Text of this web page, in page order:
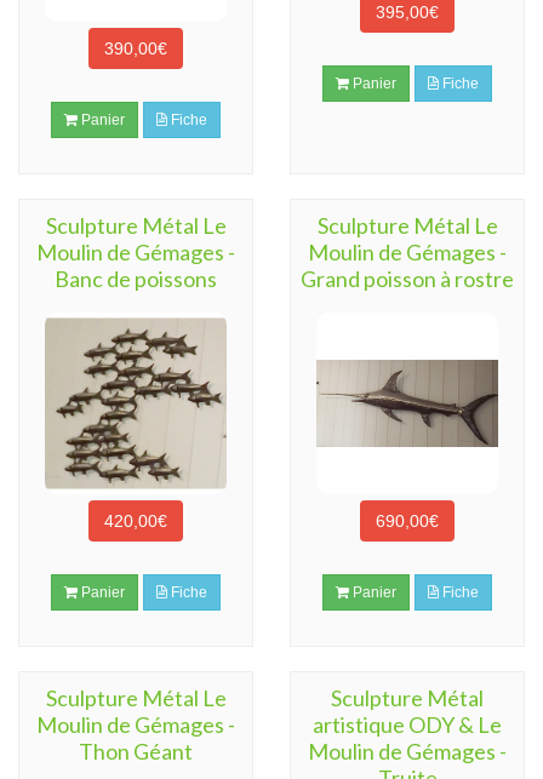
390,00€
Panier Fiche
395,00€
Panier Fiche
Sculpture Métal Le
Moulin de Gémages -
Banc de poissons
420,00€
Panier Fiche
Sculpture Métal Le
Moulin de Gémages -
Grand poisson à rostre
690,00€
Panier Fiche
Sculpture Métal Le
Moulin de Gémages -
Thon Géant
Sculpture Métal
artistique ODY & Le
Moulin de Gémages -